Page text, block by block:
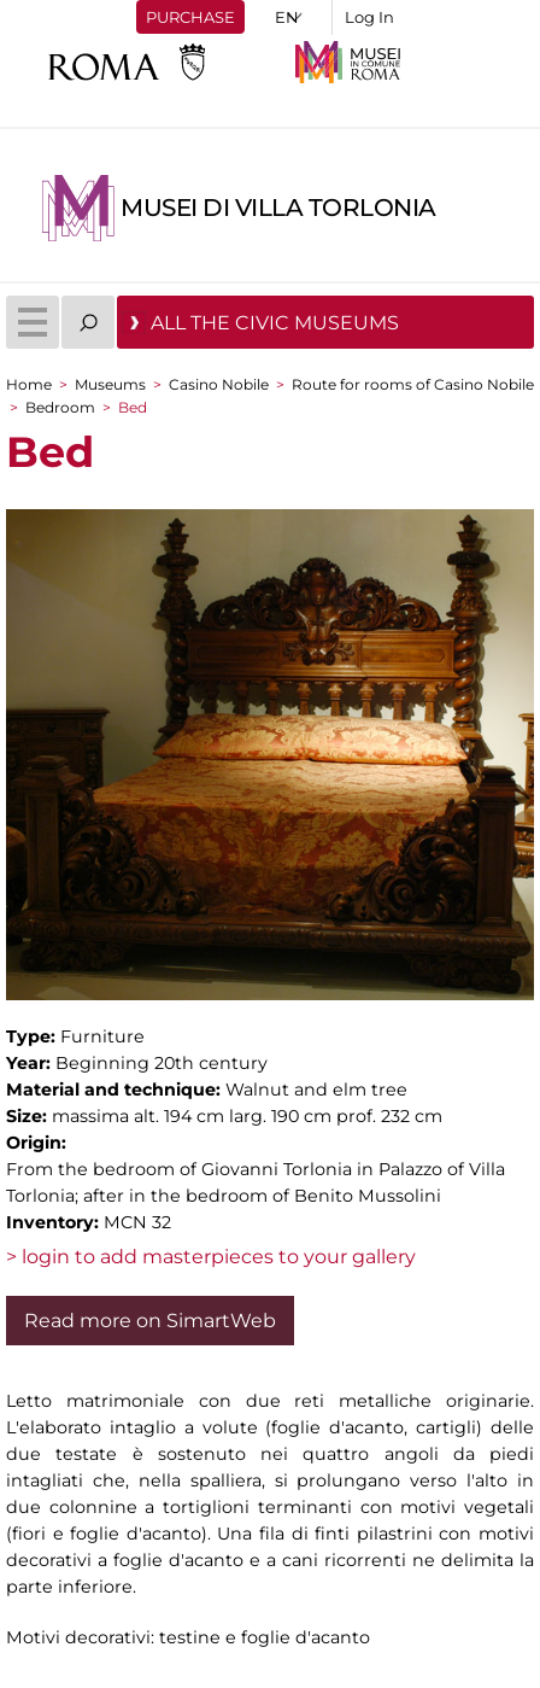
PURCHASE Log In
MUSEI DI VILLA TORLONIA
ALL THE CIVIC MUSEUMS
You are here
Home > Museums > Casino Nobile > Route for rooms of Casino Nobile
> Bedroom > Bed
Bed
Type: Furniture
Year: Beginning 20th century
Material and technique: Walnut and elm tree
Size: massima alt. 194 cm larg. 190 cm prof. 232 cm
Origin:
From the bedroom of Giovanni Torlonia in Palazzo of Villa
Torlonia; after in the bedroom of Benito Mussolini
Inventory: MCN 32
> login to add masterpieces to your gallery
Read more on SimartWeb
Letto matrimoniale con due reti metalliche originarie.
L'elaborato intaglio a volute (foglie d'acanto, cartigli) delle
due testate è sostenuto nei quattro angoli da piedi
intagliati che, nella spalliera, si prolungano verso l'alto in
due colonnine a tortiglioni terminanti con motivi vegetali
(fiori e foglie d'acanto). Una fila di finti pilastrini con motivi
decorativi a foglie d'acanto e a cani ricorrenti ne delimita la
parte inferiore.
Motivi decorativi: testine e foglie d'acanto